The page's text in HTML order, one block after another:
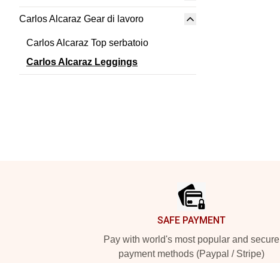
Carlos Alcaraz Gear di lavoro
Carlos Alcaraz Top serbatoio
Carlos Alcaraz Leggings
SAFE PAYMENT
Pay with world's most popular and secure
payment methods (Paypal / Stripe)